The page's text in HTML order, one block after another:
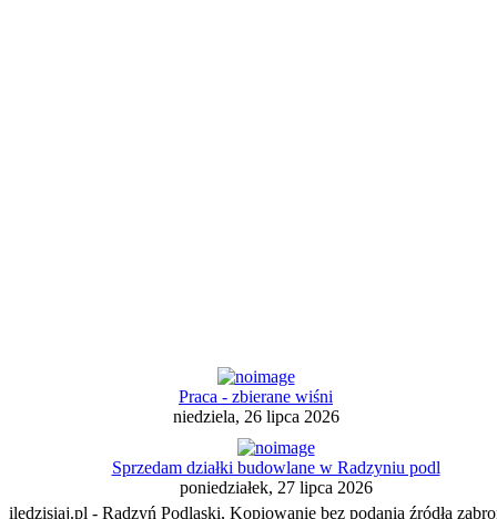
Praca - zbierane wiśni
niedziela, 26 lipca 2026
Sprzedam działki budowlane w Radzyniu podl
poniedziałek, 27 lipca 2026
iledzisiaj.pl - Radzyń Podlaski, Kopiowanie bez podania źródła